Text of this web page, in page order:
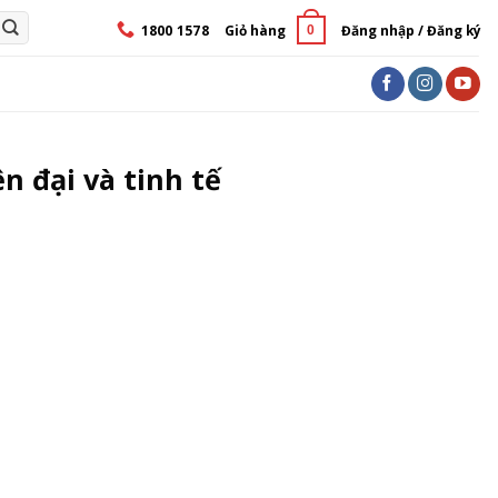
1800 1578 Giỏ hàng 0 Đăng nhập / Đăng ký
đại và tinh tế